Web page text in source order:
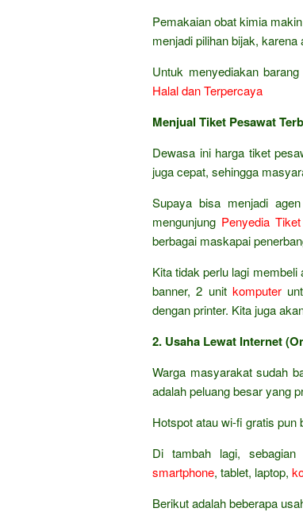
Pemakaian obat kimia
menjadi pilihan bijak,
Untuk menyediakan
Halal dan Terpercaya
Menjual Tiket Pesawat
Dewasa ini harga tiket
juga cepat, sehingga
Supaya bisa menjadi
mengunjung Penyedia
berbagai maskapai
Kita tidak perlu lagi
banner, 2 unit komputer
dengan printer. Kita juga
2. Usaha Lewat Internet
Warga masyarakat sudah
adalah peluang besar yang
Hotspot atau wi-fi gratis
Di tambah lagi,
smartphone, tablet, laptop,
Berikut adalah beberapa